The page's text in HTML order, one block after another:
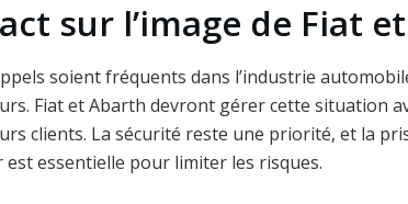
sur l’image de Fiat
soient fréquents dans l’industrie
Fiat et Abarth devront gérer cette situation
clients. La sécurité reste une priorité, et la
essentielle pour limiter les risques.